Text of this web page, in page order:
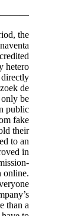
the
hetero
directly
de
be
public
fake
their
to an
in
online.
than a